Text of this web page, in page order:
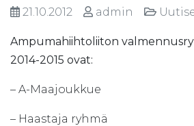
21.10.2012 admin
Ampumahiihtoliiton
2014-2015 ovat:
– A-Maajoukkue
– Haastaja ryhmä